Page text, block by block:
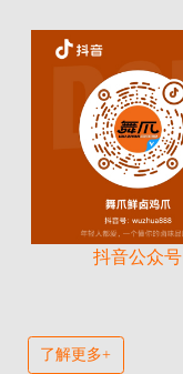
抖音公众号
了解更多+